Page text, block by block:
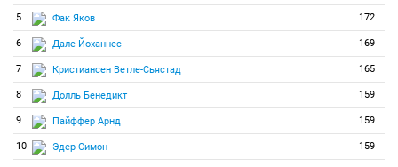
95 Харьюла Туомас 0 0
96 Хелдна Роберт 0 0
97 Хорн Филип 0 0
98 Хорниг Витеслав 0 0
99 Цимбал Богдан 0 0
100 Чисар Алекс 0 0
101 Шима Михал 0 0
5 Фак Яков 172
6 Дале Йоханнес 169
7 Кристиансен Ветле-Сьястад 165
8 Долль Бенедикт 159
9 Пайффер Арнд 159
10 Эдер Симон 159